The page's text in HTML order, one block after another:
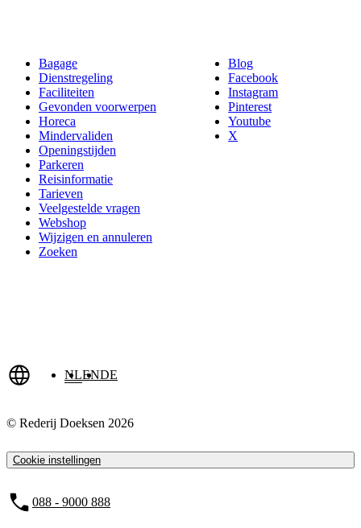
Bagage
Dienstregeling
Faciliteiten
Gevonden voorwerpen
Horeca
Mindervaliden
Openingstijden
Parkeren
Reisinformatie
Tarieven
Veelgestelde vragen
Webshop
Wijzigen en annuleren
Zoeken
Blog
Facebook
Instagram
Pinterest
Youtube
X
NLENDE
© Rederij Doeksen 2026
Cookie instellingen
088 - 9000 888